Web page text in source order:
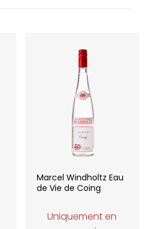
Marcel Windholtz Eau
de Vie de Coing
Uniquement en